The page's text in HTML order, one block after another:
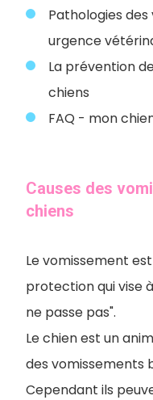
Pathologies
urgence
La prévention
chiens
FAQ - mon
Causes des
chiens
Le vomissement
protection qui vise
ne passe pas".
Le chien est un
des vomissements
Cependant ils